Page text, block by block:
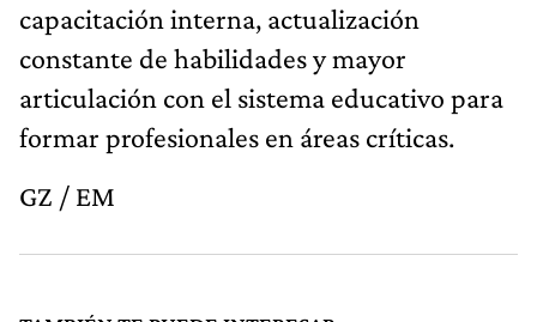
capacitación interna, actualización
constante de habilidades y mayor
articulación con el sistema educativo para
formar profesionales en áreas críticas.
GZ / EM